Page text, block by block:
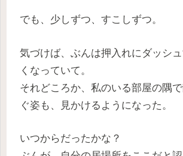
でも、少しずつ、すこしずつ。
気づけば、ぶんは押入れにダッシ
くなっていて。
それどころか、私のいる部屋の隅
ぐ姿も、見かけるようになった。
いつからだったかな？